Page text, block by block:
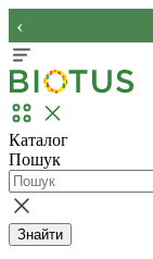
‹
Каталог
Пошук
Знайти